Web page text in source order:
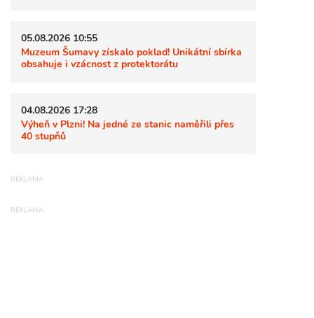
05.08.2026 10:55
Muzeum Šumavy získalo poklad! Unikátní sbírka
obsahuje i vzácnost z protektorátu
04.08.2026 17:28
Výheň v Plzni! Na jedné ze stanic naměřili přes
40 stupňů